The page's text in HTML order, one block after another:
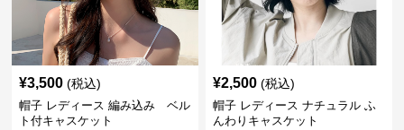
¥3,500 (税込)
帽子 レディース 編み込み ベル
ト付キャスケット
¥2,500 (税込)
帽子 レディース ナチュラル ふ
んわりキャスケット